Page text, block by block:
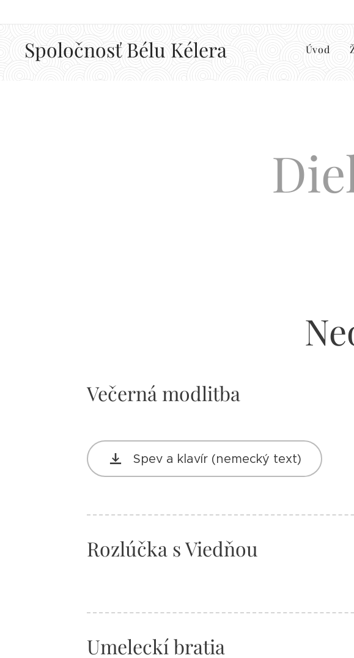
Spoločnosť Bélu Kélera Úvod
Večerná modlitba
Spev a klavír (nemecký text)
Rozlúčka s Viedňou
Umeleckí bratia